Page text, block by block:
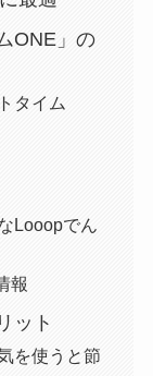
ONE」の
タイム
Looopでん
報
ット
を使うと節